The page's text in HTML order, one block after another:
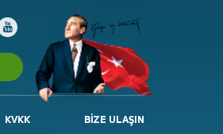
KVKK BIZE ULAŞIN